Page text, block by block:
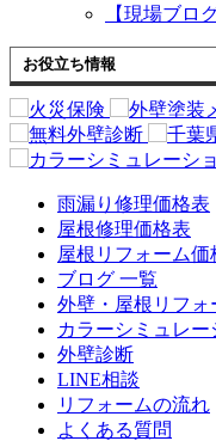
【現場ブロ
お役立ち情報
雨漏り修理価格表
屋根修理価格表
屋根リフォーム価
ブログ 一覧
外壁・屋根リフ
カラーシミュレー
外壁診断
LINE相談
リフォームの流れ
よくある質問